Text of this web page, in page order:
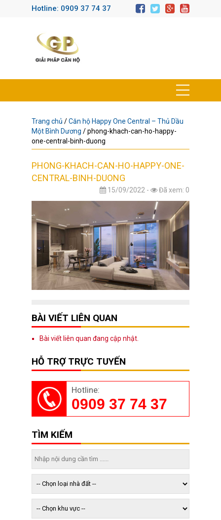
Hotline: 0909 37 74 37
Trang chủ /Căn hộ Happy One Central – Thủ Dầu
Một Bình Dương /phong-khach-can-ho-happy-
one-central-binh-duong
PHONG-KHACH-CAN-HO-HAPPY-ONE-
CENTRAL-BINH-DUONG
15/09/2022 - Đã xem: 0
BÀI VIẾT LIÊN QUAN
Bài viết liên quan đang cập nhật.
HỖ TRỢ TRỰC TUYẾN
Hotline:
0909 37 74 37
TÌM KIẾM